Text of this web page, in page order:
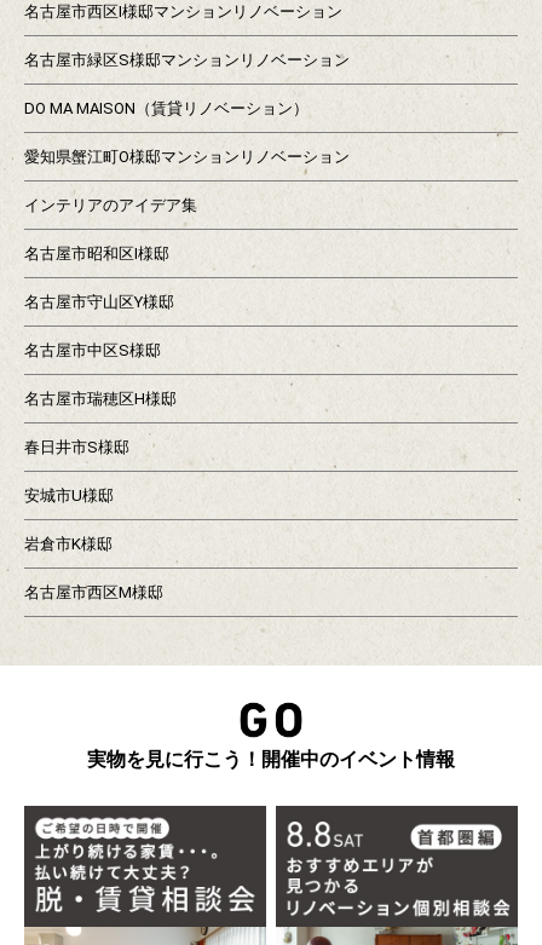
名古屋市西区I様邸マンションリノベーション
名古屋市緑区S様邸マンションリノベーション
DO MA MAISON（賃貸リノベーション）
愛知県蟹江町O様邸マンションリノベーション
インテリアのアイデア集
名古屋市昭和区I様邸
名古屋市守山区Y様邸
名古屋市中区S様邸
名古屋市瑞穂区H様邸
春日井市S様邸
安城市U様邸
岩倉市K様邸
名古屋市西区M様邸
実物を見に行こう！開催中のイベント情報